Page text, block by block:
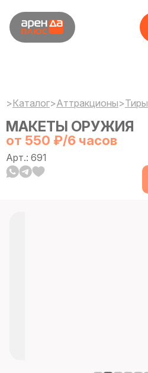
>Каталог>Аттракционы>Тиры
МАКЕТЫ ОРУЖИЯ
от 550 ₽/6 часов
Арт.: 691